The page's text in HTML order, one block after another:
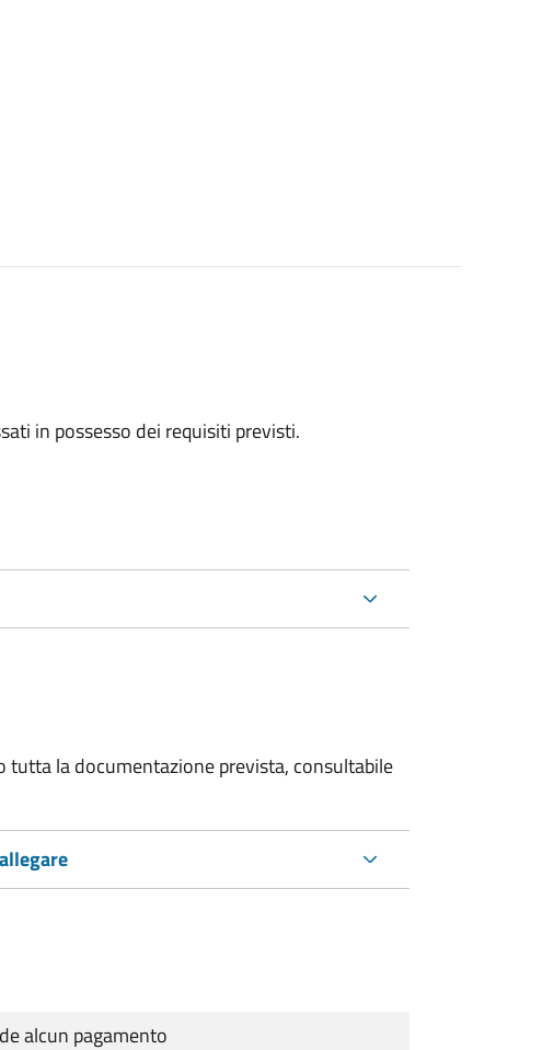
in possesso dei requisiti previsti.
tutta la documentazione prevista, consultabile
alcun pagamento